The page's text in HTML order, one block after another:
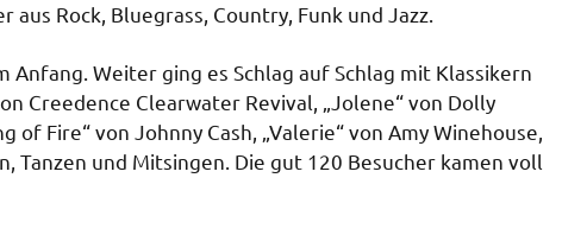
Rock, Bluegrass, Country, Funk und Jazz.
Anfang. Weiter ging es Schlag auf Schlag mit Klassikern
Creedence Clearwater Revival, „Jolene“ von Dolly
of Fire“ von Johnny Cash, „Valerie“ von Amy Winehouse,
Tanzen und Mitsingen. Die gut 120 Besucher kamen voll